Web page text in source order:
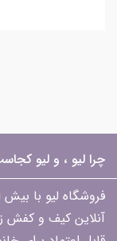
چرا لیو ، و لیو
آنلاین کیف و کفش